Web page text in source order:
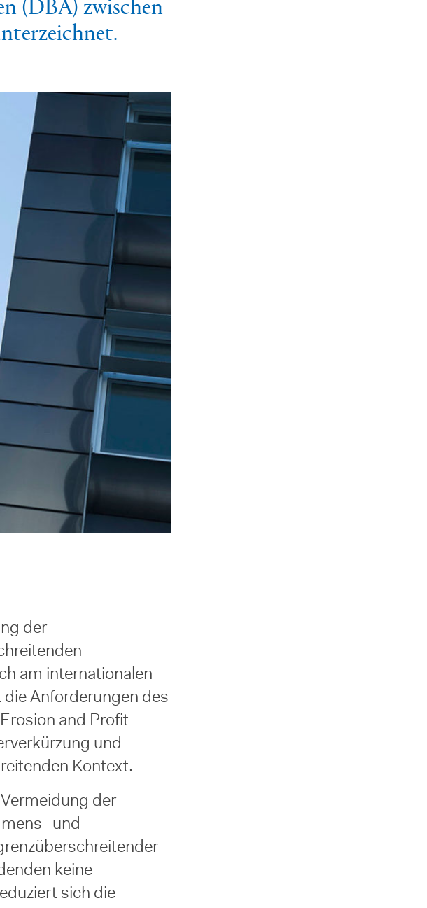
der
am internationalen
Anforderungen des
and Profit
und
Kontext.
der
und
keine
sich die